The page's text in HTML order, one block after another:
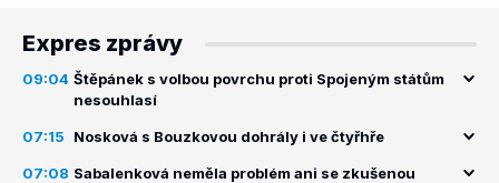
Expres zprávy
09:04 Štěpánek s volbou povrchu proti Spojeným státům
nesouhlasí
07:15 Nosková s Bouzkovou dohrály i ve čtyřhře
07:08 Sabalenková neměla problém ani se zkušenou